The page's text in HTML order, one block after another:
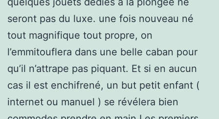
seront pas du luxe. une fois nouveau né
tout magnifique tout propre, on
l’emmitouflera dans une belle caban pour
qu’il n’attrape pas piquant. Et si en aucun
cas il est enchifrené, un but petit enfant (
internet ou manuel ) se révélera bien